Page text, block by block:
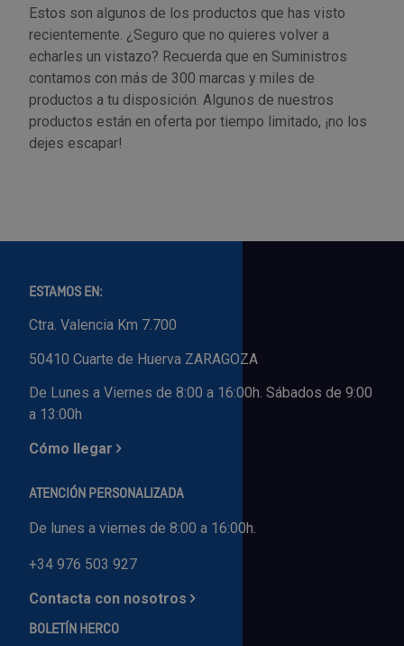
Estos son algunos de los productos que has visto
recientemente. ¿Seguro que no quieres volver a
echarles un vistazo? Recuerda que en Suministros
contamos con más de 300 marcas y miles de
productos a tu disposición. Algunos de nuestros
productos están en oferta por tiempo limitado, ¡no los
dejes escapar!
ESTAMOS EN:
Ctra. Valencia Km 7.700
50410 Cuarte de Huerva ZARAGOZA
De Lunes a Viernes de 8:00 a 16:00h. Sábados de 9:00
a 13:00h
Cómo llegar
ATENCIÓN PERSONALIZADA
De lunes a viernes de 8:00 a 16:00h.
+34 976 503 927
Contacta con nosotros
BOLETÍN HERCO